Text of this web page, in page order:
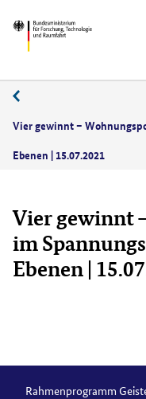
zum
(Eingabetaste)
zum
(Eingabetaste)
zur
(Eingabetaste)
BMFTR
Vier gewinnt –
Ebenen | 15.07.2021
Vier gewinnt
im
Ebenen |
Rahmenprogramm